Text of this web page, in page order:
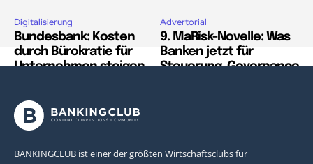
Digitalisierung
Bundesbank: Kosten
durch Bürokratie für
Unternehmen steigen
Advertorial
9. MaRisk-Novelle: Was
Banken jetzt für
Steuerung, Governance
BANKINGCLUB ist einer der größten Wirtschaftsclubs für